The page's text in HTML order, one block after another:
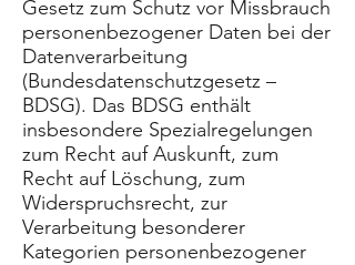
Gesetz zum Schutz vor Missbrauch
personenbezogener Daten bei der
Datenverarbeitung
(Bundesdatenschutzgesetz –
BDSG). Das BDSG enthält
insbesondere Spezialregelungen
zum Recht auf Auskunft, zum
Recht auf Löschung, zum
Widerspruchsrecht, zur
Verarbeitung besonderer
Kategorien personenbezogener